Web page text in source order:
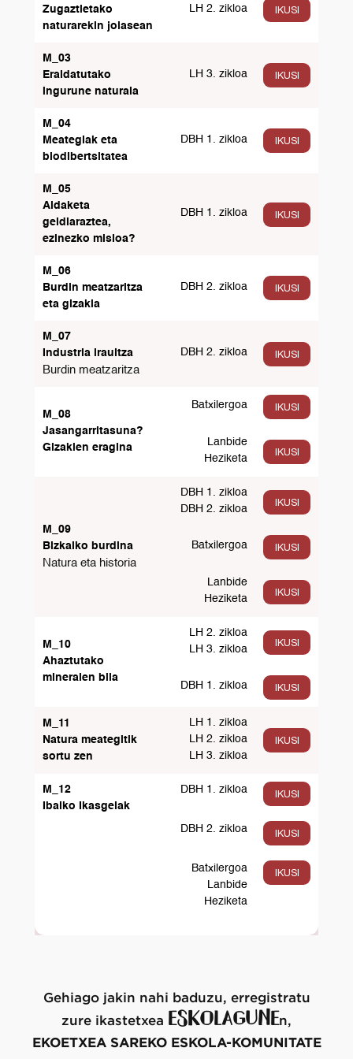
Zugaztietako
naturarekin jolasean
LH 2. zikloa IKUSI
M_03
Eraldatutako
ingurune naturala
LH 3. zikloa IKUSI
M_04
Meategiak eta
biodibertsitatea
DBH 1. zikloa IKUSI
M_05
Aldaketa
geldiaraztea,
ezinezko misioa?
DBH 1. zikloa IKUSI
M_06
Burdin meatzaritza
eta gizakia
DBH 2. zikloa IKUSI
M_07
Industria iraultza
Burdin meatzaritza
DBH 2. zikloa IKUSI
M_08
Jasangarritasuna?
Gizakien eragina
Batxilergoa IKUSI
Lanbide
Heziketa
IKUSI
M_09
Bizkaiko burdina
Natura eta historia
DBH 1. zikloa
DBH 2. zikloa
IKUSI
Batxilergoa IKUSI
Lanbide
Heziketa
IKUSI
M_10
Ahaztutako
mineralen bila
LH 2. zikloa
LH 3. zikloa
IKUSI
DBH 1. zikloa IKUSI
M_11
Natura meategitik
sortu zen
LH 1. zikloa
LH 2. zikloa
LH 3. zikloa
IKUSI
M_12
Ibaiko Ikasgelak
DBH 1. zikloa IKUSI
DBH 2. zikloa IKUSI
Batxilergoa
Lanbide
Heziketa
IKUSI
Gehiago jakin nahi baduzu, erregistratu
zure ikastetxea ESKOLAGUNEn,
EKOETXEA SAREKO ESKOLA-KOMUNITATE